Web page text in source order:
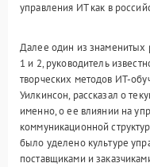
управления ИТ как в
Далее один из знаменитых
1 и 2, руководитель
творческих методов ИТ-
Уилкинсон, рассказал о
именно, о ее влиянии на
коммуникационной
было уделено культуре
поставщиками и